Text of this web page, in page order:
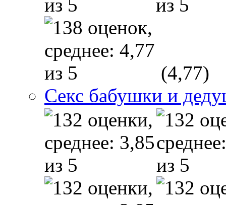
(4,77)
Секс бабушки и